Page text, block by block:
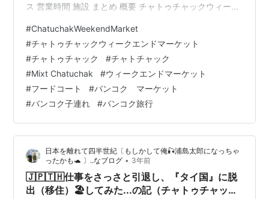
ス 営業時間 施設 まとめ 概要 チャトゥチャックウィーク
公設市場です。（一部週末以外も開いてる店舗あり） 場
所 住所 Kamphaengphet Rd, Chatuchak, Bangkok
10900 アクセス 地下鉄MRTガムペーンペット駅から徒歩
3分地下鉄MRTスワンチャトゥチャック(チャトゥチャッ
クパーク)駅から…
#ChatuchakWeekendMarket
#チャトゥチャックウィークエンドマーケット
#チャトゥチャック #チャトチャック
#Mixt Chatuchak #ウィークエンドマーケット
#フードコート #バンコク マーケット
#バンコク子連れ #バンコク旅行
日本を離れて四半世紀〔もしかして俺🎣浦島太郎になっちゃ
ったかも🐢 〕..なブログ • 3年前
🇯🇵🇹🇭仕事をさっさと引退し、『タイ国』に脱
出（移住）🏖してみた...の記（チャトゥチャック